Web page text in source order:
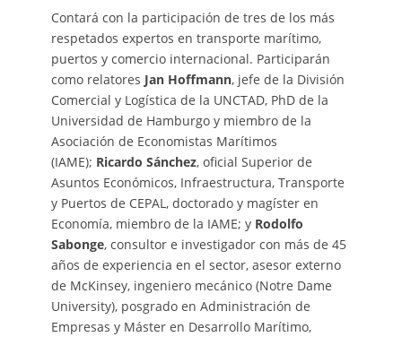
Contará con la participación de tres de los más
respetados expertos en transporte marítimo,
puertos y comercio internacional. Participarán
como relatores Jan Hoffmann, jefe de la División
Comercial y Logística de la UNCTAD, PhD de la
Universidad de Hamburgo y miembro de la
Asociación de Economistas Marítimos
(IAME); Ricardo Sánchez, oficial Superior de
Asuntos Económicos, Infraestructura, Transporte
y Puertos de CEPAL, doctorado y magíster en
Economía, miembro de la IAME; y Rodolfo
Sabonge, consultor e investigador con más de 45
años de experiencia en el sector, asesor externo
de McKinsey, ingeniero mecánico (Notre Dame
University), posgrado en Administración de
Empresas y Máster en Desarrollo Marítimo,